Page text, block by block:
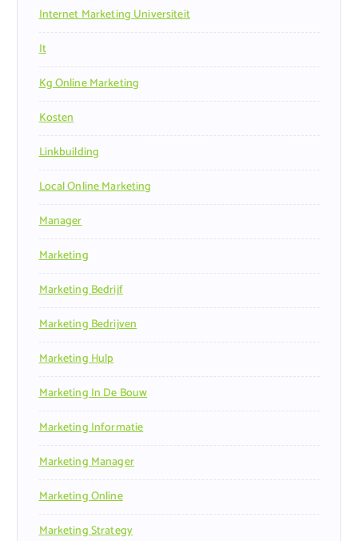
Internet Marketing Universiteit
It
Kg Online Marketing
Kosten
Linkbuilding
Local Online Marketing
Manager
Marketing
Marketing Bedrijf
Marketing Bedrijven
Marketing Hulp
Marketing In De Bouw
Marketing Informatie
Marketing Manager
Marketing Online
Marketing Strategy